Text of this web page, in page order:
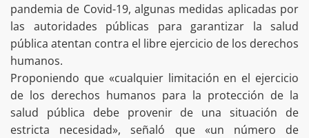
pandemia de Covid-19, algunas medidas aplicadas por
las autoridades públicas para garantizar la salud
pública atentan contra el libre ejercicio de los derechos
humanos.
Proponiendo que «cualquier limitación en el ejercicio
de los derechos humanos para la protección de la
salud pública debe provenir de una situación de
estricta necesidad», señaló que «un número de